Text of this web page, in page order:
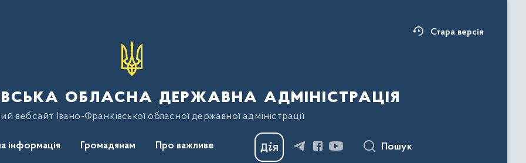
Стара версія
обласна державна адміністрація
вебсайт Івано-Франківської обласної державної адміністрації
інформація Громадянам Про важливе Пошук